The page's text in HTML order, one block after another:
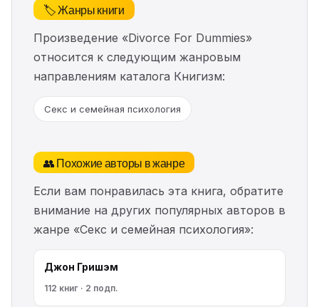
🏷️ Жанры книги
Произведение «Divorce For Dummies»
относится к следующим жанровым
направлениям каталога Книгизм:
Секс и семейная психология
👥 Похожие авторы в жанре
Если вам понравилась эта книга, обратите
внимание на других популярных авторов в
жанре «Секс и семейная психология»:
Джон Гришэм
112 книг · 2 подп.